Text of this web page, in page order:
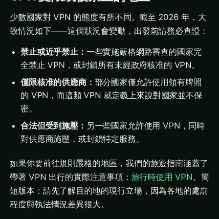
少數國家對 VPN 的態度有所不同。截至 2026 年，大
致情況如下——這個狀況會變動，出發前請務必查證：
禁止或近乎禁止： 一些實施嚴格網路審查的國家完
全禁止 VPN，或封鎖所有未經政府核准的 VPN。
僅限核准的供應商： 部分國家僅允許使用領有牌照
的 VPN，而這類 VPN 就定義上來說對國家並不保
密。
合法但受到施壓： 另一些國家允許使用 VPN，同時
對供應商施壓，或封鎖特定服務。
如果你要前往規則嚴格的地區，我們的旅遊指南涵蓋了
帶著 VPN 出行的實際注意事項： 旅行時使用 VPN。簡
短版本：請先了解目的地的現行立場，因為各地的處罰
程度與執法情況差異很大。